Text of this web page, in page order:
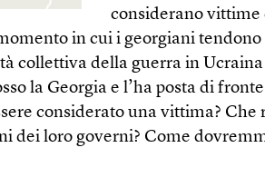
considerano vittime
in cui i georgiani
collettiva della guerra in Ucraina
la Georgia e l’ha posta di
considerato una vittima? Che
dei loro governi? Come